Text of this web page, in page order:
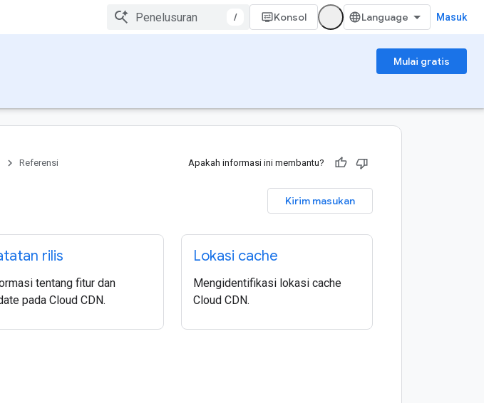
/ Konsol Masuk
Mulai gratis
Referensi Apakah informasi ini membantu?
Kirim masukan
rilis
tentang fitur dan
pada Cloud CDN.
Lokasi cache
Mengidentifikasi lokasi cache
Cloud CDN.